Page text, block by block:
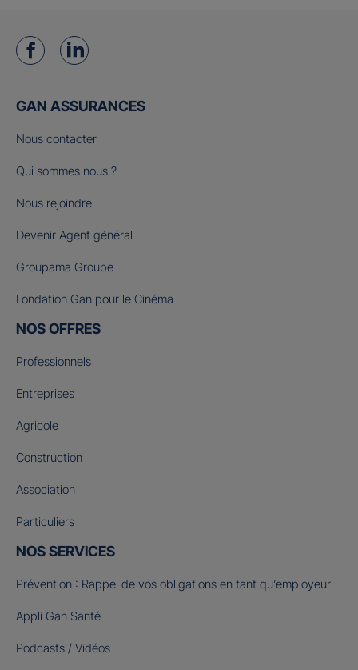
GAN ASSURANCES
Nous contacter
Qui sommes nous ?
Nous rejoindre
Devenir Agent général
Groupama Groupe
Fondation Gan pour le Cinéma
NOS OFFRES
Professionnels
Entreprises
Agricole
Construction
Association
Particuliers
NOS SERVICES
Prévention : Rappel de vos obligations en tant qu’employeur
Appli Gan Santé
Podcasts / Vidéos